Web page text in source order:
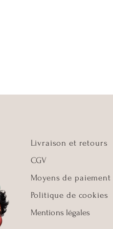
Livraison et retours
CGV
Moyens de paiement
Politique de cookies
​Mentions légales